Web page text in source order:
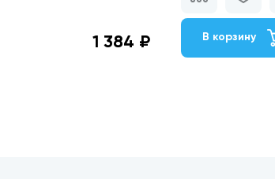
1 384 ₽ В корзину